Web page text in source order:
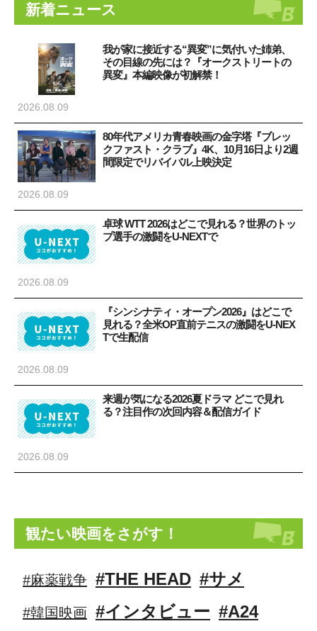
新着ニュース
我が家に接近する“異変”に気付いた姉弟、
その目線の先には？『オークストリートの
異変』本編映像が初解禁！
2026.08.09
80年代アメリカ青春映画の金字塔『ブレッ
クファスト・クラブ』4K、10月16日より2週
間限定でリバイバル上映決定
2026.08.09
卓球 WTT 2026はどこで見れる？世界のトッ
プ選手の激闘をU-NEXTで
2026.08.09
『シンシナティ・オープン2026』はどこで
見れる？全米OP直前テニスの激闘をU-NEX
Tで生配信
2026.08.09
来週が気になる2026夏ドラマ どこで見れ
る？注目作の次回内容＆配信ガイド
2026.08.09
観たい映画をさがす！
#麻薬戦争 #THE HEAD #サメ
#韓国映画 #インタビュー #A24